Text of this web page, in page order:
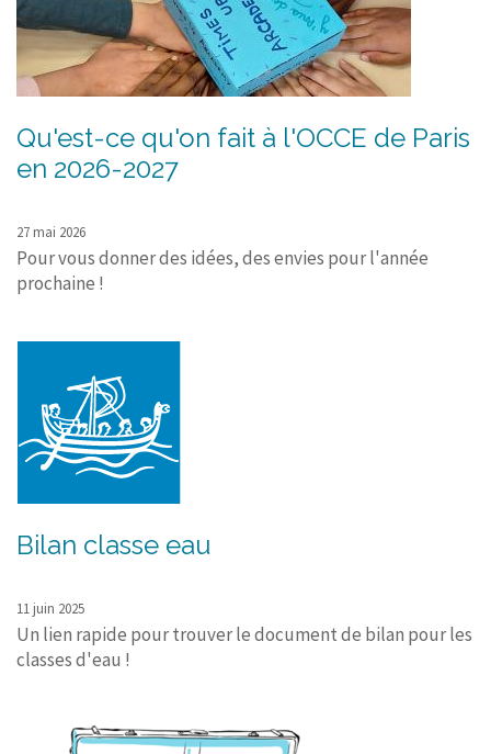
Qu'est-ce qu'on fait à l'OCCE de Paris
en 2026-2027
27 mai 2026
Pour vous donner des idées, des envies pour l'année
prochaine !
Bilan classe eau
11 juin 2025
Un lien rapide pour trouver le document de bilan pour les
classes d'eau !